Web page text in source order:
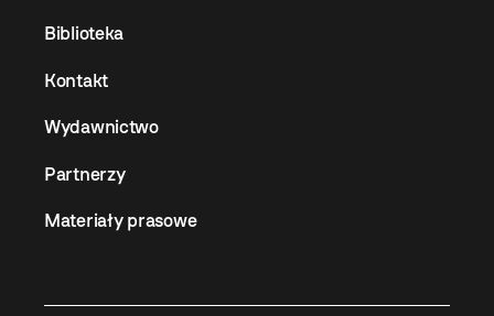
Biblioteka
Kontakt
Wydawnictwo
Partnerzy
Materiały prasowe